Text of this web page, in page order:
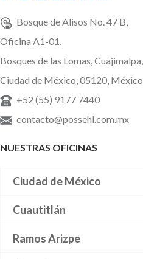
Bosque de Alisos No. 47 B,
Oficina A1-01,
Bosques de las Lomas, Cuajimalpa,
Ciudad de México, 05120, México
+52 (55) 9177 7440
contacto@possehl.com.mx
NUESTRAS OFICINAS
Ciudad de México
Cuautitlán
Ramos Arizpe